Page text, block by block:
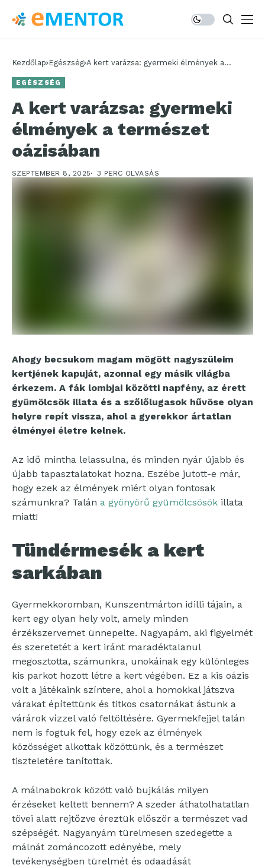
Kezdőlap Egészség A kert varázsa: gyermeki élmények a
EGÉSZSÉG
A kert varázsa: gyermeki
élmények a természet
oázisában
SZEPTEMBER 8, 2025 3 PERC OLVASÁS
Ahogy becsukom magam mögött nagyszüleim
kertjének kapuját, azonnal egy másik világba
érkezem. A fák lombjai közötti napfény, az érett
gyümölcsök illata és a szőlőlugasok hűvöse olyan
helyre repít vissza, ahol a gyerekkor ártatlan
élményei életre kelnek.
Az idő mintha lelassulna, és minden nyár újabb és
újabb tapasztalatokat hozna. Eszébe jutott-e már,
hogy ezek az élmények miért olyan fontosak
számunkra? Talán a gyönyörű gyümölcsösök illata
miatt!
Tündérmesék a kert
sarkában
Gyermekkoromban, Kunszentmárton idilli tájain, a
kert egy olyan hely volt, amely minden
érzékszervemet ünnepelte. Nagyapám, aki figyelmét
és szeretetét a kert iránt maradéktalanul
megosztotta, számunkra, unokáinak egy különleges
kis parkot hozott létre a kert végében. Ez a kis oázis
volt a játékaink színtere, ahol a homokkal játszva
várakat építettünk és titkos csatornákat ástunk a
várárok vízzel való feltöltésére. Gyermekfejjel talán
nem is fogtuk fel, hogy ezek az élmények
közösséget alkottak közöttünk, és a természet
tiszteletére tanítottak.
A málnabokrok között való bujkálás milyen
érzéseket keltett bennem? A szeder áthatolhatatlan
tövei alatt rejtőzve éreztük először a természet vad
szépségét. Nagyanyám türelmesen szedegette a
málnát zománcozott edényébe, mely
tevékenységben türelmét és odaadását